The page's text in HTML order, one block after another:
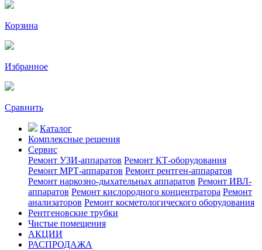
Корзина
Избранное
Сравнить
Каталог
Комплексные решения
Сервис
Ремонт УЗИ-аппаратов Ремонт КТ-оборудования
Ремонт МРТ-аппаратов Ремонт рентген-аппаратов
Ремонт наркозно-дыхательных аппаратов Ремонт ИВЛ-
аппаратов Ремонт кислородного концентратора Ремонт
анализаторов Ремонт косметологического оборудования
Рентгеновские трубки
Чистые помещения
АКЦИИ
РАСПРОДАЖА